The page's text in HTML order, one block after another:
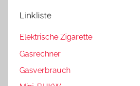
Linkliste
Elektrische Zigarette
Gasrechner
Gasverbrauch